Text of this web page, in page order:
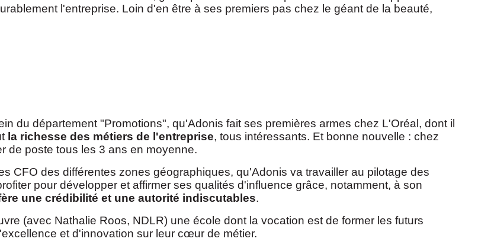
l'entreprise. Loin d'en être à ses premiers pas chez le géant de la beauté,
du département "Promotions", qu'Adonis fait ses premières armes chez L'Oréal, dont il
la richesse des métiers de l'entreprise, tous intéressants. Et bonne nouvelle : chez
de poste tous les 3 ans en moyenne.
CFO des différentes zones géographiques, qu'Adonis va travailler au pilotage des
pour développer et affirmer ses qualités d'influence grâce, notamment, à son
une crédibilité et une autorité indiscutables.
(avec Nathalie Roos, NDLR) une école dont la vocation est de former les futurs
et d'innovation sur leur cœur de métier.